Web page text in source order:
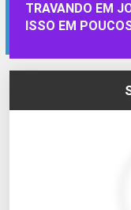
TRAVANDO EM
ISSO EM